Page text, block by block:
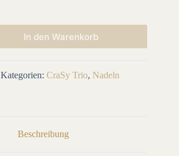
In den Warenkorb
Kategorien: CraSy Trio, Nadeln
Beschreibung